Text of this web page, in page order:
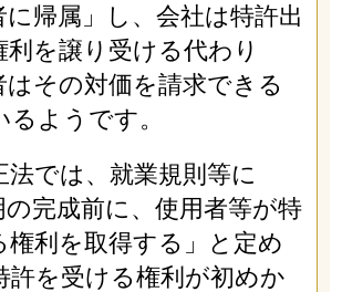
帰属」し、会社は特許出
利を譲り受ける代わり
はその対価を請求できる
ようです。
法では、就業規則等に
の完成前に、使用者等が特
権利を取得する」と定め
許を受ける権利が初めか